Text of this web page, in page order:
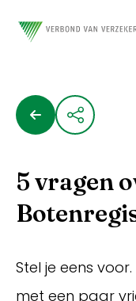
5 vragen
Stel je eens
met een paar